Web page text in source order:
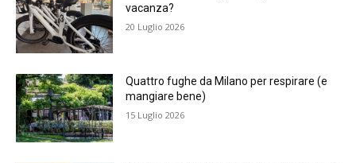
vacanza?
20 Luglio 2026
Quattro fughe da Milano per respirare (e
mangiare bene)
15 Luglio 2026